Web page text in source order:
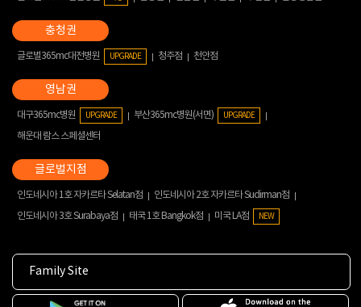
글로벌365mc대전병원 UPGRADE 청주점 천안점
대구365mc병원 UPGRADE 부산365mc병원(서면) UPGRADE
해운대 람스 스페셜센터
인도네시아 1호 자카르타 Selatan점
인도네시아 2호 자카르타 Sudirman점
인도네시아 3호 Surabaya점
태국 1호 Bangkok점 미국 LA점 NEW
Family Site